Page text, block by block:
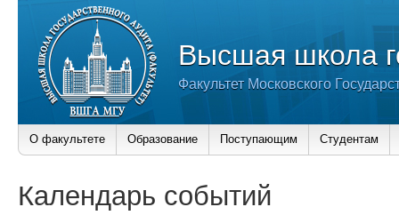
Высшая школа
Факультет Московского
О факультете Образование Поступающим Студентам
Календарь событий